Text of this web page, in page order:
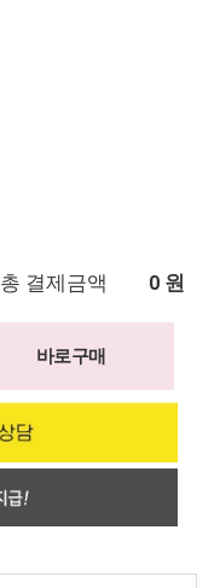
총 결제금액 0 원
바로구매